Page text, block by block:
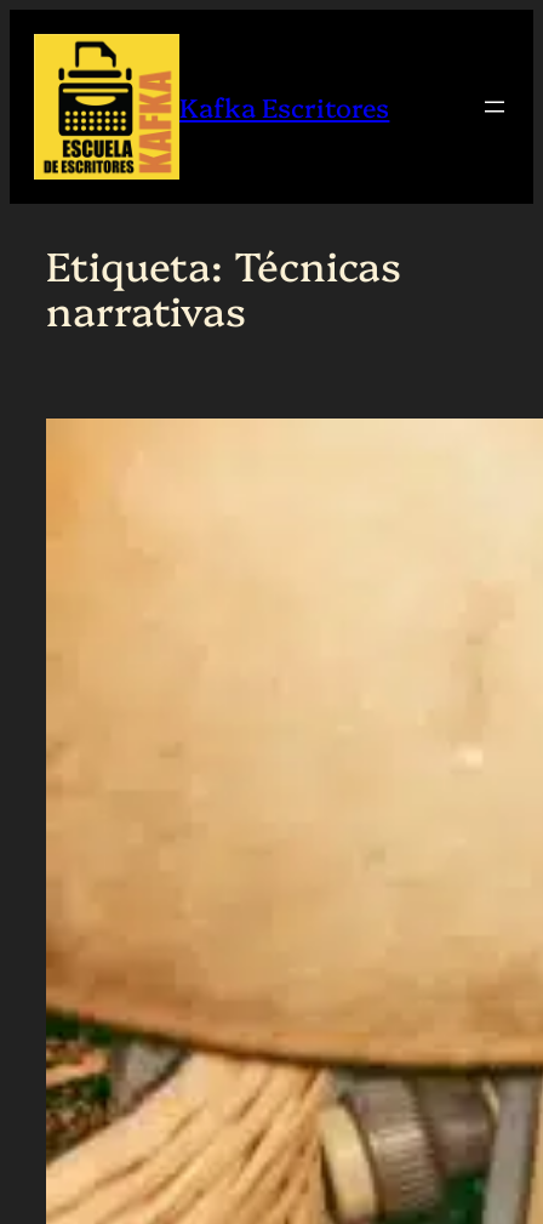
contenido
Kafka Escritores
Etiqueta: Técnicas
narrativas